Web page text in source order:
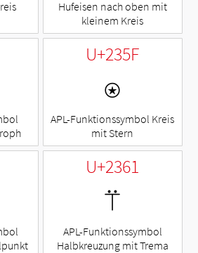
Hufeisen nach oben mit
kleinem Kreis
U+235F
⍟
APL-Funktionssymbol Kreis
mit Stern
U+2361
⍡
APL-Funktionssymbol
Halbkreuzung mit Trema